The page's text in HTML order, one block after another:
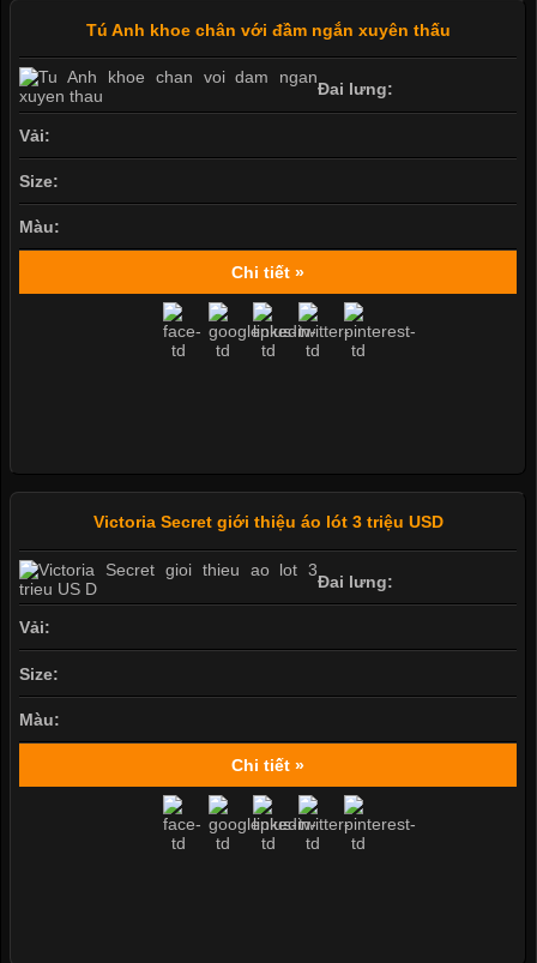
Tú Anh khoe chân với đầm ngắn xuyên thấu
Đai lưng:
Vải:
Size:
Màu:
Chi tiết »
Victoria Secret giới thiệu áo lót 3 triệu USD
Đai lưng:
Vải:
Size:
Màu:
Chi tiết »